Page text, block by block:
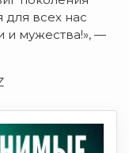
для всех нас
и мужества!», —